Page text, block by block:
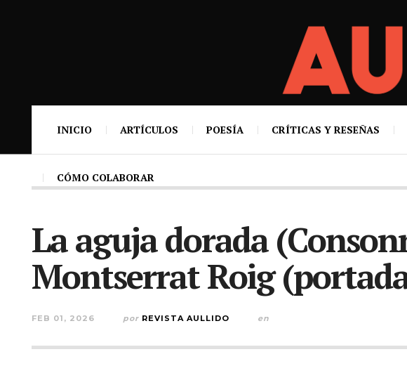
INICIO ARTÍCULOS POESÍA CRÍTICAS Y RESEÑAS
CÓMO COLABORAR
La aguja dorada
Montserrat Roig
FEB 01, 2026 por REVISTA AULLIDO en